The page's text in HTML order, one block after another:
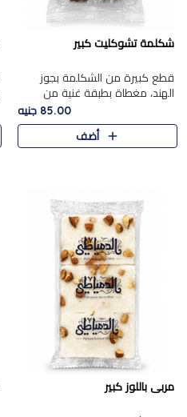
شكلمة تشوكليت كبير
قطع كبيرة من الشكلمة بجوز
الهند، مغطاة بطبقة غنية من
الشوكولاتة الفاخرة لتجمع بين
القوام الطري من الداخل مركز جوز
الهند المطاطي والمذاق الغن..
85.00 جنيه
أضف
مربى باللوز كبير